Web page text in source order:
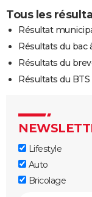
Tous les
Résultat
Résultats du bac
Résultats du
Résultats du
Lifestyle
Auto
Bricolage